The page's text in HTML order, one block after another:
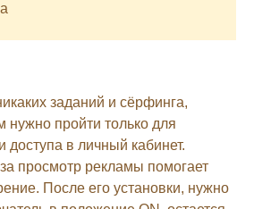
заданий и сёрфинга,
нужно пройти только для
доступа в личный кабинет.
просмотр рекламы помогает
После его установки, нужно